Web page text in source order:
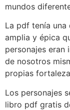
mundos
La pdf tenía una
amplia y épica
personajes eran
de nosotros
propias
Los personajes
libro pdf gratis